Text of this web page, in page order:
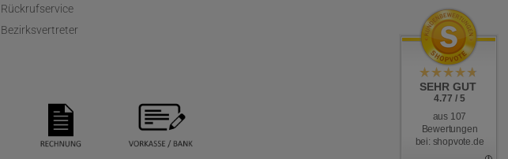
Rückrufservice
Bezirksvertreter
SEHR GUT
4.77 / 5
aus 107
Bewertungen
bei: shopvote.de